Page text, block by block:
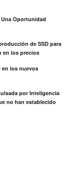
Oportunidad
de SSD para
en los precios
en los nuevos
por Inteligencia
no han establecido